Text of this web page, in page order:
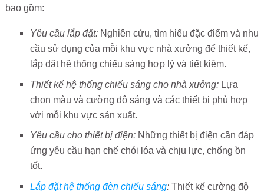
bao gồm:
Yêu cầu lắp đặt: Nghiên cứu, tìm hiểu đặc điểm và nhu
cầu sử dụng của mỗi khu vực nhà xưởng để thiết kế,
lắp đặt hệ thống chiếu sáng hợp lý và tiết kiệm.
Thiết kế hệ thống chiếu sáng cho nhà xưởng: Lựa
chọn màu và cường độ sáng và các thiết bị phù hợp
với mỗi khu vực sản xuất.
Yêu cầu cho thiết bị điện: Những thiết bị điện cần đáp
ứng yêu cầu hạn chế chói lóa và chịu lực, chống ồn
tốt.
Lắp đặt hệ thống đèn chiếu sáng: Thiết kế cường độ